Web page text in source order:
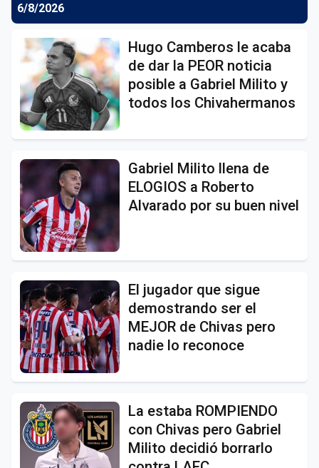
6/8/2026
Hugo Camberos le acaba
de dar la PEOR noticia
posible a Gabriel Milito y
todos los Chivahermanos
Gabriel Milito llena de
ELOGIOS a Roberto
Alvarado por su buen nivel
El jugador que sigue
demostrando ser el
MEJOR de Chivas pero
nadie lo reconoce
La estaba ROMPIENDO
con Chivas pero Gabriel
Milito decidió borrarlo